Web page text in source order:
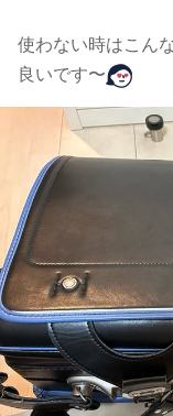
使わない時はこん
良いです〜